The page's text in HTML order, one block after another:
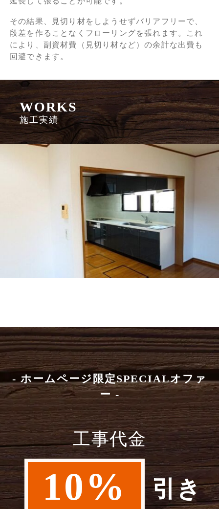
その結果、見切り材をしようせずバリアフリーで、
段差を作ることなく フローリングを張れます。これ
により、副資材費（見切り材など）の余計な出費も
回避できます。
WORKS
施工実績
- ホームページ限定SPECIALオファ
ー -
工事代金
10% 引き